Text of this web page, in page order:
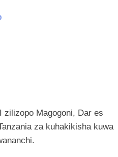
zilizopo Magogoni, Dar es
za kuhakikisha kuwa